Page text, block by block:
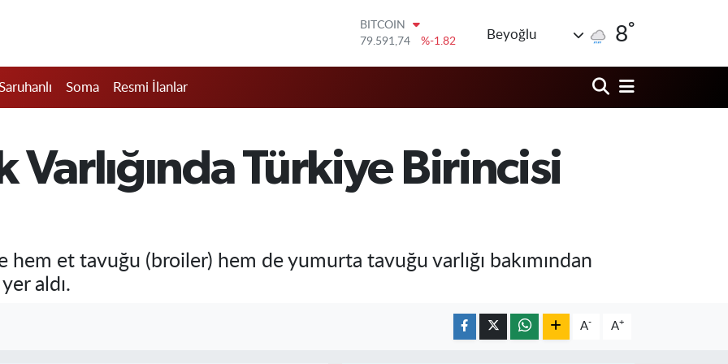
DOLAR
45,43620
%0.02
61,60380
%0.18
14.598,00
%0
BITCOIN
Beyoğlu 8°
Soma Resmi İlanlar
Varlığında Türkiye Birincisi
hem et tavuğu (broiler) hem de yumurta tavuğu varlığı bakımından
aldı.
A- A+